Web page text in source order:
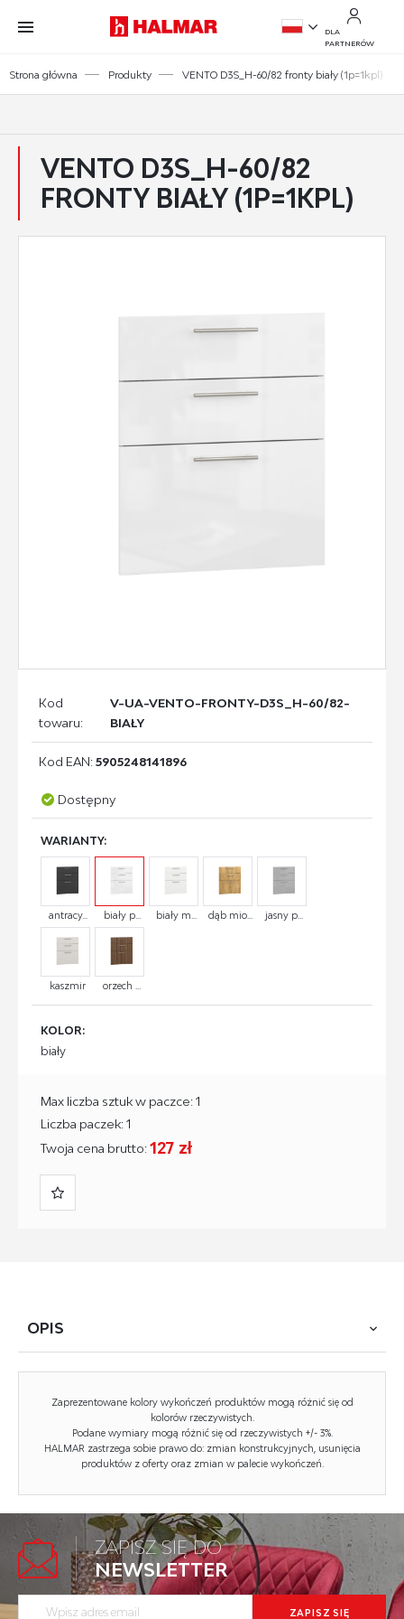
Przejdź do treści.
Przejdź do menu.
Przejdź do wyszukiwarki.
EN
DLA
PARTNERÓW
Strona główna Produkty VENTO D3S_H-60/82 fronty biały (1p=1kpl)
VENTO D3S_H-60/82
FRONTY BIAŁY (1P=1KPL)
Kod
towaru:
V-UA-VENTO-FRONTY-D3S_H-60/82-
BIAŁY
Kod EAN:5905248141896
Dostępny
WARIANTY:
antracy... biały p... biały m... dąb mio... jasny p...
kaszmir orzech ...
KOLOR:
biały
Twoja cena brutto:127 zł
Max liczba sztuk w paczce: 1
Liczba paczek: 1
OPIS
VENTO fronty dla D3S_H-60/82, wymiary: 35,5/59,6 &
17,6/59,6 cm, materiał: MDF laminowany, kolor: biały wysoki
Rodzaj: front
Styl wykonania: nowoczesny
Front kolor: biały połysk
Szerokość (Zakres):
Zaprezentowane kolory wykończeń produktów mogą różnić się od
kolorów rzeczywistych.
Podane wymiary mogą różnić się od rzeczywistych +/- 3%.
HALMAR zastrzega sobie prawo do: zmian konstrukcyjnych, usunięcia
produktów z oferty oraz zmian w palecie wykończeń.
ZAPISZ SIĘ DO
NEWSLETTER